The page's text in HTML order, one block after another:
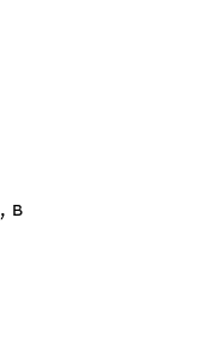
, в